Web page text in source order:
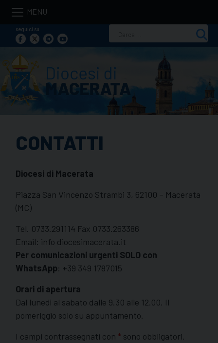
Skip
contentseguici su
per:
CONTATTI
Diocesi di Macerata
Piazza San Vincenzo Strambi 3, 62100 – Macerata
(MC)
Tel. 0733.291114 Fax 0733.263386
Email: info diocesimacerata.it
Per comunicazioni urgenti SOLO con
WhatsApp: +39 349 1787015
Orari di apertura
Dal lunedì al sabato dalle 9.30 alle 12.00. Il
pomeriggio solo su appuntamento.
I campi contrassegnati con * sono obbligatori.